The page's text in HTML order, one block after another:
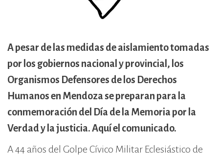
cívico-militar. El lugar fue sede del
Centro Clandestino de Detención,
A pesar de las medidas de aislamiento tomadas
por los gobiernos nacional y provincial, los
Organismos Defensores de los Derechos
Humanos en Mendoza se preparan para la
conmemoración del Día de la Memoria por la
Verdad y la justicia. Aquí el comunicado.
A 44 años del Golpe Cívico Militar Eclesiástico de